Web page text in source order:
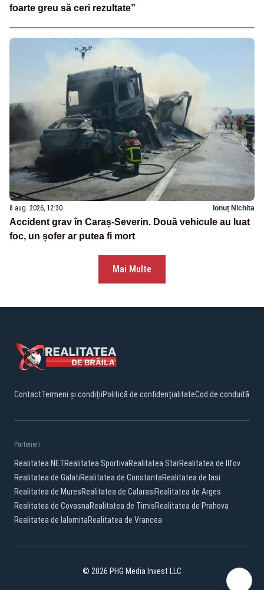
foarte greu să ceri rezultate”
8 aug. 2026, 12:30 Ionuț Nichita
Accident grav în Caraș-Severin. Două vehicule au luat
foc, un șofer ar putea fi mort
Mai Multe
ContactTermeni și condițiiPolitică de confidențialitateCod de conduită
Parteneri:
Realitatea.NETRealitatea SportivaRealitatea StarRealitatea de Ilfov
Realitatea de GalatiRealitatea de ConstantaRealitatea de Iasi
Realitatea de MuresRealitatea de CalarasiRealitatea de Arges
Realitatea de CovasnaRealitatea de TimisRealitatea de Prahova
Realitatea de IalomitaRealitatea de Vrancea
© 2026 PHG Media Invest LLC